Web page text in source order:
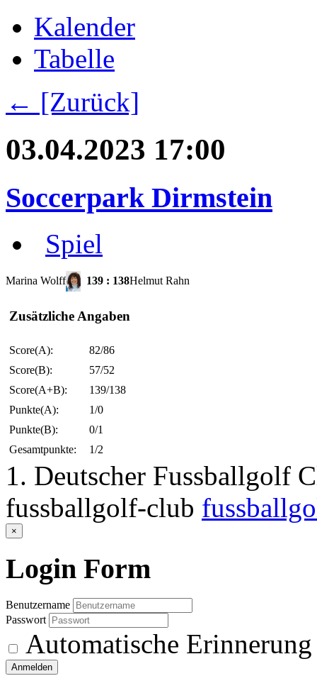
Kalender
Tabelle
← [Zurück]
03.04.2023 17:00
Soccerpark Dirmstein
Spiel
Marina Wolff 139 : 138Helmut Rahn
Zusätzliche Angaben
Score(A):
82/86
Score(B):
57/52
Score(A+B):
139/138
Punkte(A):
1/0
Punkte(B):
0/1
Gesamtpunkte:
1/2
1. Deutscher Fussballgolf
fussballgolf-club
×
Login Form
Benutzername
Passwort
Automatische Erinnerung
Anmelden